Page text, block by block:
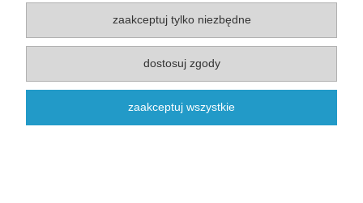
pokaż pełną wersję strony
zaakceptuj tylko niezbędne
dostosuj zgody
zaakceptuj wszystkie